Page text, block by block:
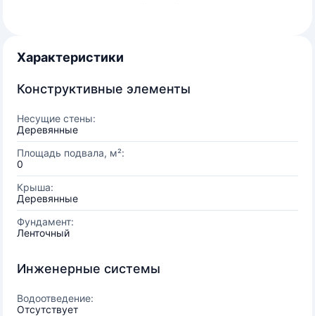
Характеристики
Конструктивные элементы
Несущие стены:
Деревянные
Площадь подвала, м²:
0
Крыша:
Деревянные
Фундамент:
Ленточный
Инженерные системы
Водоотведение:
Отсутствует